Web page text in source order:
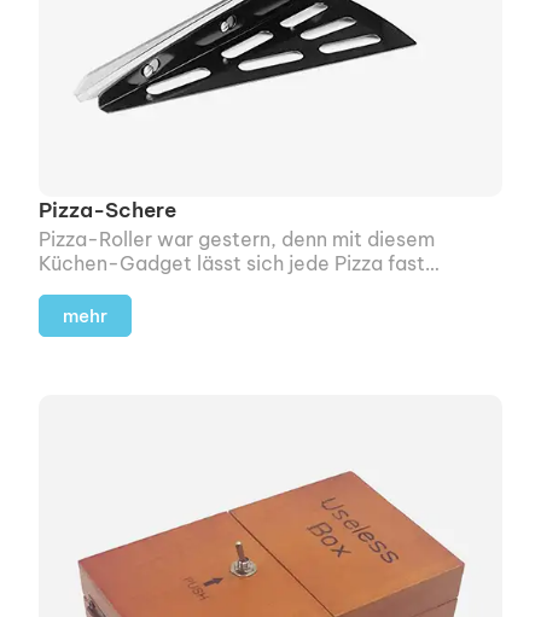
Pizza-Schere
Pizza-Roller war gestern, denn mit diesem
Küchen-Gadget lässt sich jede Pizza fast
mehr